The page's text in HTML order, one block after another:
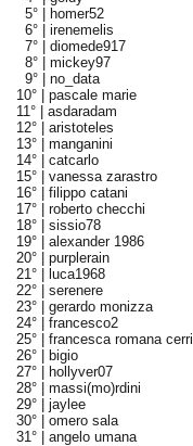
5° |
homer52
6° | irenemelis
7° | diomede917
8° | mickey97
9° | no_data
10° | pascale marie
11° | asdaradam
12° | aristoteles
13° | manganini
14° | catcarlo
15° | vanessa zarastro
16° | filippo catani
17° | roberto checchi
18° | sissio78
19° | alexander 1986
20° | purplerain
21° |
luca1968
22° | serenere
23° | gerardo monizza
24° | francesco2
25° | francesca romana cerri
26° |
bigio
27° |
hollyver07
28° | massi(mo)rdini
29° | jaylee
30° | omero sala
31° | angelo umana